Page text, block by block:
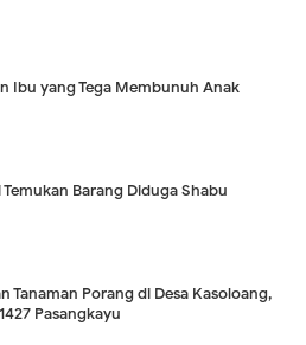
Ibu yang Tega Membunuh Anak
Temukan Barang Diduga Shabu
Tanaman Porang di Desa Kasoloang,
Pasangkayu